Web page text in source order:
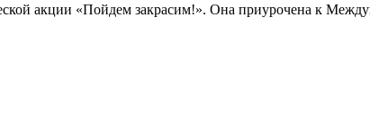
акции «Пойдем закрасим!». Она приурочена к